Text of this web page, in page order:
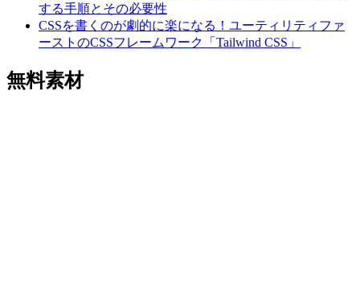
する手順とその必要性
CSSを書くのが劇的に楽になる！ユーティリティファ
ーストのCSSフレームワーク「Tailwind CSS」
無料素材